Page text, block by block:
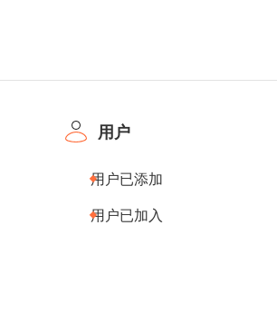
用户
用户已添加
用户已加入